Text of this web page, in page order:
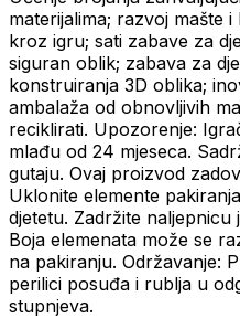
materijalima; razvoj mašte i
kroz igru; sati zabave za
siguran oblik; zabava za
konstruiranja 3D oblika;
ambalaža od obnovljivih
reciklirati. Upozorenje:
mlađu od 24 mjeseca.
gutaju. Ovaj proizvod
Uklonite elemente
djetetu. Zadržite naljepnicu
Boja elemenata može se
na pakiranju. Održavanje:
perilici posuđa i rublja u
stupnjeva.